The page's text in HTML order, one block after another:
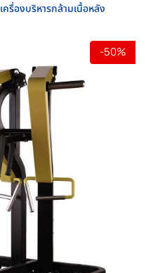
เครื่องบริหารกล้ามเนื้อหลัง
-50%